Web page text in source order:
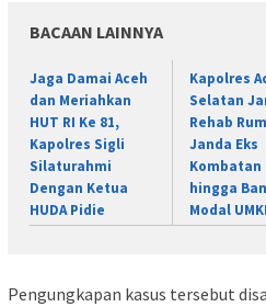
BACAAN LAINNYA
Jaga Damai Aceh
dan Meriahkan
HUT RI Ke 81,
Kapolres Sigli
Silaturahmi
Dengan Ketua
HUDA Pidie
Kapolres
Selatan
Rehab
Janda Eks
Kombatan
hingga
Modal
Pengungkapan kasus tersebut